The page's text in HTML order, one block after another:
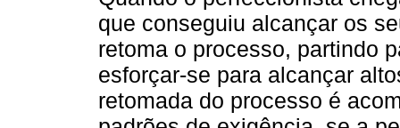
que conseguiu alcançar os
retoma o processo, partindo
esforçar-se para alcançar
retomada do processo é